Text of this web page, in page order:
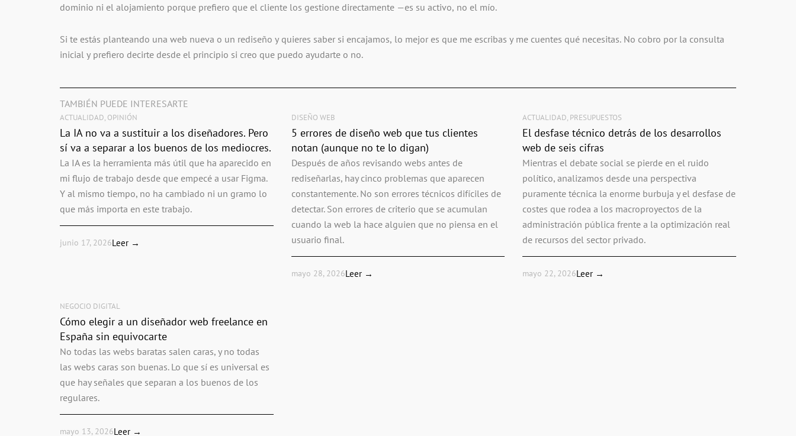
dominio ni el alojamiento porque prefiero que el cliente los gestione directamente —es su activo, no el mío.
Si te estás planteando una web nueva o un rediseño y quieres saber si encajamos, lo mejor es que me escribas y me cuentes qué necesitas. No cobro por la consulta
inicial y prefiero decirte desde el principio si creo que puedo ayudarte o no.
TAMBIÉN PUEDE INTERESARTE
ACTUALIDAD, OPINIÓN
La IA no va a sustituir a los diseñadores. Pero
sí va a separar a los buenos de los mediocres.
La IA es la herramienta más útil que ha aparecido en
mi flujo de trabajo desde que empecé a usar Figma.
Y al mismo tiempo, no ha cambiado ni un gramo lo
que más importa en este trabajo.
junio 17, 2026Leer →
DISEÑO WEB
5 errores de diseño web que tus clientes
notan (aunque no te lo digan)
Después de años revisando webs antes de
rediseñarlas, hay cinco problemas que aparecen
constantemente. No son errores técnicos difíciles de
detectar. Son errores de criterio que se acumulan
cuando la web la hace alguien que no piensa en el
usuario final.
mayo 28, 2026Leer →
ACTUALIDAD, PRESUPUESTOS
El desfase técnico detrás de los desarrollos
web de seis cifras
Mientras el debate social se pierde en el ruido
político, analizamos desde una perspectiva
puramente técnica la enorme burbuja y el desfase de
costes que rodea a los macroproyectos de la
administración pública frente a la optimización real
de recursos del sector privado.
mayo 22, 2026Leer →
NEGOCIO DIGITAL
Cómo elegir a un diseñador web freelance en
España sin equivocarte
No todas las webs baratas salen caras, y no todas
las webs caras son buenas. Lo que sí es universal es
que hay señales que separan a los buenos de los
regulares.
mayo 13, 2026Leer →